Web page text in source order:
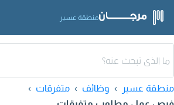
منطقة عسير
منطقة عسير وظائف
متفرقات